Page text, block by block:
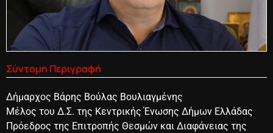
Σύντομη Περιγραφή
Δήμαρχος Βάρης Βούλας Βουλιαγμένης
Mέλος του Δ.Σ. της Κεντρικής Ένωσης Δήμων Ελλάδας
Πρόεδρος της Επιτροπής Θεσμών και Διαφάνειας της